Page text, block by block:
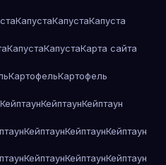
КапустаКапустаКапуста
КапустаКапустаКарта сайта
КартофельКартофель
КейптаунКейптаунКейптаун
КейптаунКейптаунКейптаун
КейптаунКейптаунКейптаун